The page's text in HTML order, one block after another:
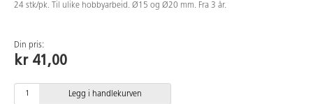
24 stk/pk. Til ulike hobbyarbeid. Ø15 og Ø20 mm. Fra 3 år.
Din pris:
kr 41,00
Legg i handlekurven